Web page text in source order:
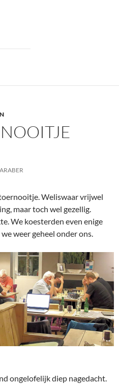
Weliswaar vrijwel
maar toch wel gezellig.
We koesterden even enige
weer geheel onder ons.
ongelofelijk diep nagedacht.